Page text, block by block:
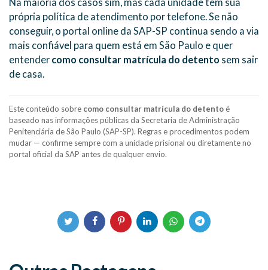
própria política de atendimento por telefone. Se não
conseguir, o portal online da SAP-SP continua sendo a via
mais confiável para quem está em São Paulo e quer
entender como consultar matrícula do detento sem sair
de casa.
Este conteúdo sobre como consultar matrícula do detento é
baseado nas informações públicas da Secretaria de Administração
Penitenciária de São Paulo (SAP-SP). Regras e procedimentos podem
mudar — confirme sempre com a unidade prisional ou diretamente no
portal oficial da SAP antes de qualquer envio.